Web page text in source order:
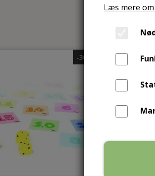
Madkundskab
Matematik
Spil
Tal & Algebra
-30%
Læs mere